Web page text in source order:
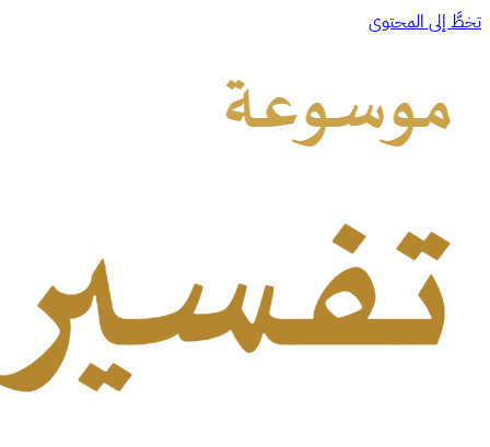
تخطَّ إلى المحتوى